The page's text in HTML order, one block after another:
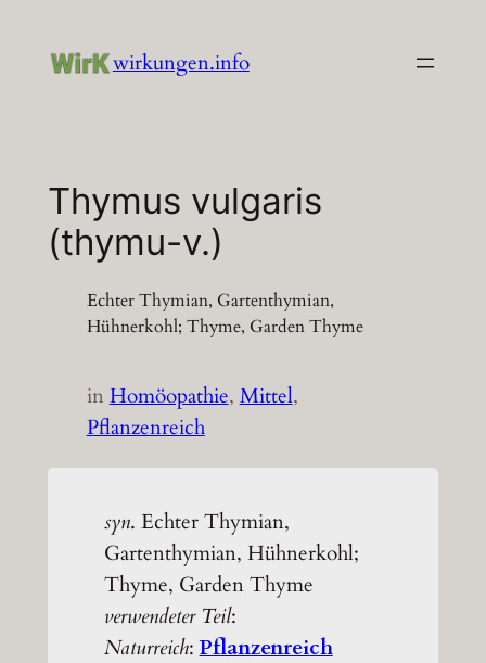
Inhalt
wirkungen.info
Thymus vulgaris
(thymu-v.)
Echter Thymian, Gartenthymian,
Hühnerkohl; Thyme, Garden Thyme
inHomöopathie, Mittel
Pflanzenreich
syn. Echter Thymian,
Gartenthymian, Hühnerkohl;
Thyme, Garden Thyme
verwendeter Teil:
Naturreich: Pflanzenreich